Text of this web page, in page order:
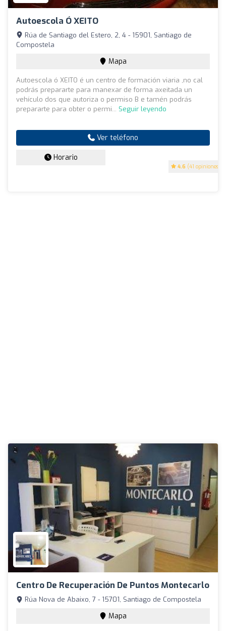
Autoescola Ó XEITO
4.6 (41 opiniones)
Rúa de Santiago del Estero, 2, 4 - 15901, Santiago de
Compostela
Mapa
Autoescola ó XEITO é un centro de formación viaria ,no cal
podrás prepararte para manexar de forma axeitada un
vehículo dos que autoriza o permiso B e tamén podrás
prepararte para obter o permi... Seguir leyendo
Ver teléfono
Horario
Centro De Recuperación De Puntos Montecarlo
Rúa Nova de Abaixo, 7 - 15701, Santiago de Compostela
Mapa